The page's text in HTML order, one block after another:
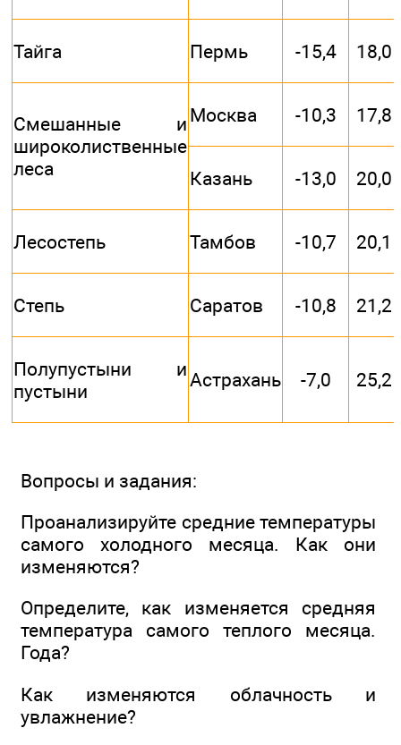
Тайга Пермь -15,4 18,0
Смешанные и
широколиственные
леса
Москва -10,3 17,8
Казань -13,0 20,0
Лесостепь Тамбов -10,7 20,1
Степь Саратов -10,8 21,2
Полупустыни и
пустыни
Астрахань -7,0 25,2
Вопросы и задания:
Проанализируйте средние температуры
самого холодного месяца. Как они
изменяются?
Определите, как изменяется средняя
температура самого теплого месяца.
Года?
Как изменяются облачность и
увлажнение?